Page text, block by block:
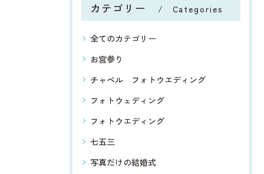
カテゴリー Categories
全てのカテゴリー
お宮参り
チャペル フォトウエディング
フォトウェディング
フォトウエディング
七五三
写真だけの結婚式